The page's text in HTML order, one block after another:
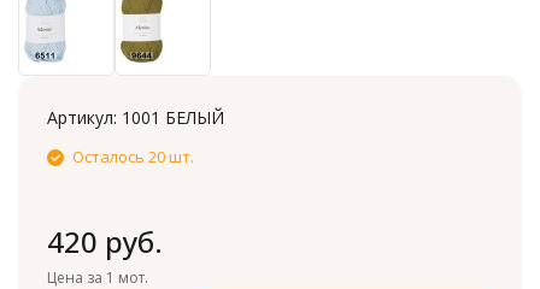
Артикул: 1001 БЕЛЫЙ
Осталось 20 шт.
420 руб.
Цена за 1 мот.